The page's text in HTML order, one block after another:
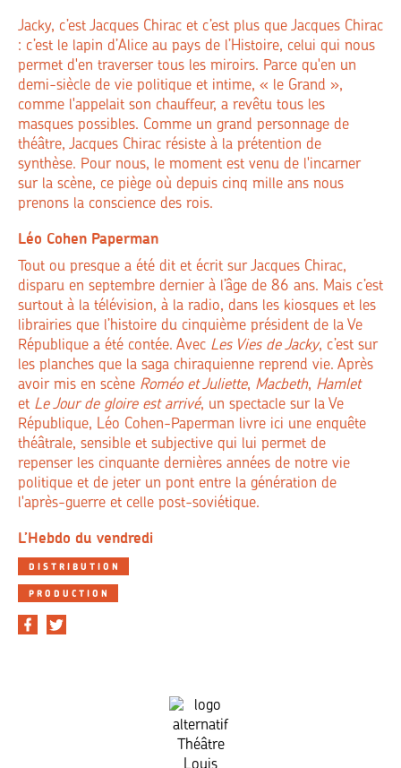
Jacky, c’est Jacques Chirac et c’est plus que Jacques Chirac
: c’est le lapin d’Alice au pays de l’Histoire, celui qui nous
permet d'en traverser tous les miroirs. Parce qu'en un
demi-siècle de vie politique et intime, « le Grand »,
comme l'appelait son chauffeur, a revêtu tous les
masques possibles. Comme un grand personnage de
théâtre, Jacques Chirac résiste à la prétention de
synthèse. Pour nous, le moment est venu de l'incarner
sur la scène, ce piège où depuis cinq mille ans nous
prenons la conscience des rois.
Léo Cohen Paperman
Tout ou presque a été dit et écrit sur Jacques Chirac,
disparu en septembre dernier à l’âge de 86 ans. Mais c’est
surtout à la télévision, à la radio, dans les kiosques et les
librairies que l’histoire du cinquième président de la Ve
République a été contée. Avec Les Vies de Jacky, c’est sur
les planches que la saga chiraquienne reprend vie. Après
avoir mis en scène Roméo et Juliette, Macbeth, Hamlet
et Le Jour de gloire est arrivé, un spectacle sur la Ve
République, Léo Cohen-Paperman livre ici une enquête
théâtrale, sensible et subjective qui lui permet de
repenser les cinquante dernières années de notre vie
politique et de jeter un pont entre la génération de
l'après-guerre et celle post-soviétique.
L’Hebdo du vendredi
DISTRIBUTION
PRODUCTION